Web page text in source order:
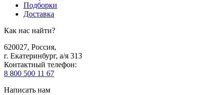
Подборки
Доставка
Как нас найти?
620027, Россия,
г. Екатеринбург, а/я 313
Контактный телефон:
8 800 500 11 67
Написать нам